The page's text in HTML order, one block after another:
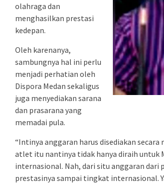
olahraga dan
menghasilkan prestasi
kedepan.
Oleh karenanya,
sambungnya hal ini perlu
menjadi perhatian oleh
Dispora Medan sekaligus
juga menyediakan sarana
dan prasarana yang
memadai pula.
“Intinya anggaran harus disediakan
atlet itu nantinya tidak hanya diraih untuk
internasional. Nah, dari situ anggaran
prestasinya sampai tingkat internasional.